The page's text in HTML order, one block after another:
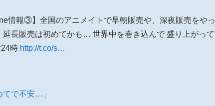
情報③】全国のアニメイトで早朝販売や、深夜販売をやっ
長販売は初めてかも… 世界中を巻き込んで 盛り上がって
時 http://t.co/s…
てで不安…」